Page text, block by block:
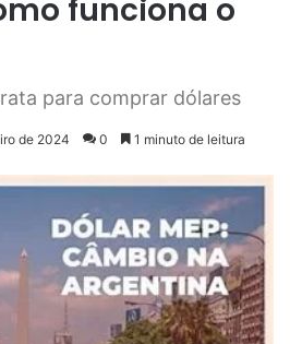
funciona o
para comprar dólares
de 2024 0 1 minuto de leitura